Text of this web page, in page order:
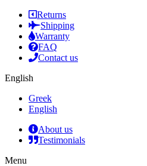
Returns
Shipping
Warranty
FAQ
Contact us
English
Greek
English
About us
Testimonials
Menu